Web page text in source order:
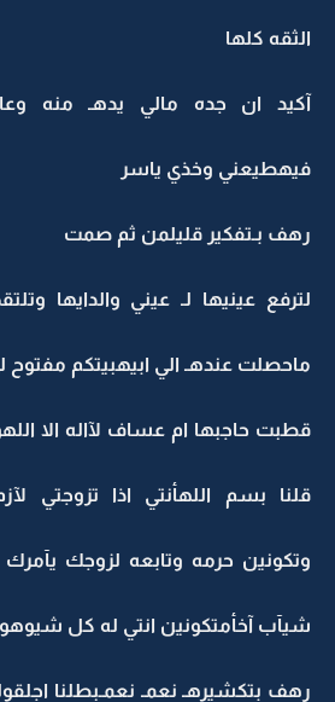
الثقه كلها
آكيد ان جده مالي يدهـ منه
فيهطيعني وخذي ياسر
رهف بـتفكير قليلمن ثم صمت
لترفع عينيها لـ عيني والدايها
ماحصلت عندهـ الي ابيهبيتكم مفتوح
قطبت حاجبها ام عساف لآاله الا
قلنا بسم اللهأنتي اذا تزوجتي
وتكونين حرمه وتابعه لزوجك
شيآب آخأمتكونين انتي له كل
رهف بتكشيرهـ نعمـ نعمـبطلنا